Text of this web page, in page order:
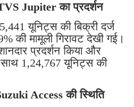
Jupiter का प्रदर्शन
यूनिट्स की बिक्री दर्ज
की मामूली गिरावट देखी गई।
प्रदर्शन किया और
1,24,767 यूनिट्स की
Access की स्थिति